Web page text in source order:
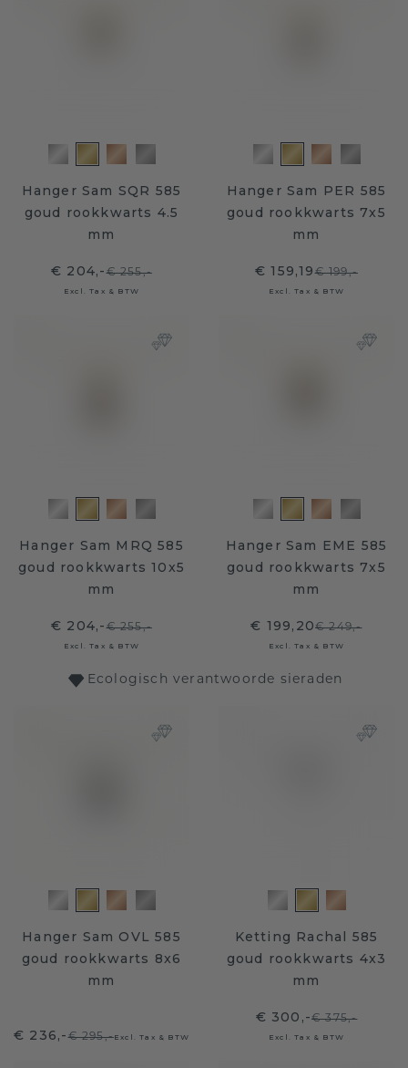
Hanger Sam SQR 585
goud rookkwarts 4.5
mm
€ 204,-€ 255,-
Excl. Tax & BTW
Hanger Sam PER 585
goud rookkwarts 7x5
mm
€ 159,19€ 199,-
Excl. Tax & BTW
Hanger Sam MRQ 585
goud rookkwarts 10x5
mm
€ 204,-€ 255,-
Excl. Tax & BTW
Hanger Sam EME 585
goud rookkwarts 7x5
mm
€ 199,20€ 249,-
Excl. Tax & BTW
Ecologisch verantwoorde sieraden
Hanger Sam OVL 585
goud rookkwarts 8x6
mm
€ 236,-€ 295,-Excl. Tax & BTW
Ketting Rachal 585
goud rookkwarts 4x3
mm
€ 300,-€ 375,-
Excl. Tax & BTW